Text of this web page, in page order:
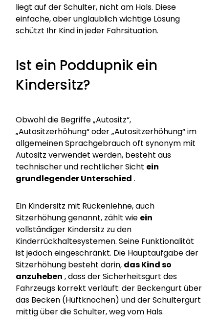
liegt auf der Schulter, nicht am Hals. Diese
einfache, aber unglaublich wichtige Lösung
schützt Ihr Kind in jeder Fahrsituation.
Ist ein Poddupnik ein
Kindersitz?
Obwohl die Begriffe „Autositz“,
„Autositzerhöhung“ oder „Autositzerhöhung“ im
allgemeinen Sprachgebrauch oft synonym mit
Autositz verwendet werden, besteht aus
technischer und rechtlicher Sicht ein
grundlegender Unterschied .
Ein Kindersitz mit Rückenlehne, auch
Sitzerhöhung genannt, zählt wie ein
vollständiger Kindersitz zu den
Kinderrückhaltesystemen. Seine Funktionalität
ist jedoch eingeschränkt. Die Hauptaufgabe der
Sitzerhöhung besteht darin, das Kind so
anzuheben , dass der Sicherheitsgurt des
Fahrzeugs korrekt verläuft: der Beckengurt über
das Becken (Hüftknochen) und der Schultergurt
mittig über die Schulter, weg vom Hals.